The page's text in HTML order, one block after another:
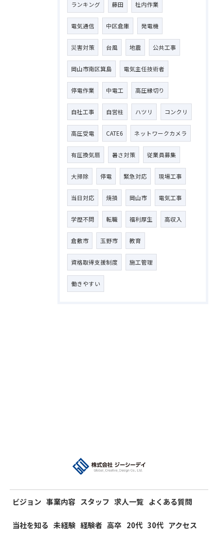
ランキング 藤田 社内作業
電気通信 中区倉庫 発電機
災害対策 台風 地震 公共工事
岡山市南区箕島 電気主任技術者
停電作業 中電工 高圧縁切り
自社工事 自営柱 ハツリ コンクリ
高圧受電 CATE6 ネットワークカメラ
有圧換気扇 暑さ対策 従業員募集
大掃除 停電 緊急対応 現場工事
当日対応 焼損 岡山市 電気工事
学歴不問 転職 福利厚生 高収入
倉敷市 玉野市 教育
資格取得支援制度 施工管理
働きやすい
ビジョン 事業内容 スタッフ 求人一覧 よくある質問
当社を知る 未経験 経験者 高卒 20代 30代 アクセス